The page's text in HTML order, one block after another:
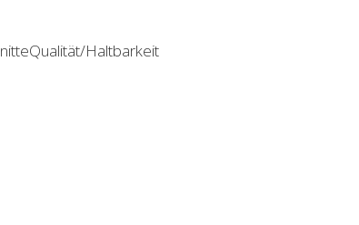
Haltbarkeit